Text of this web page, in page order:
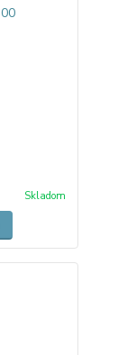
Skladom